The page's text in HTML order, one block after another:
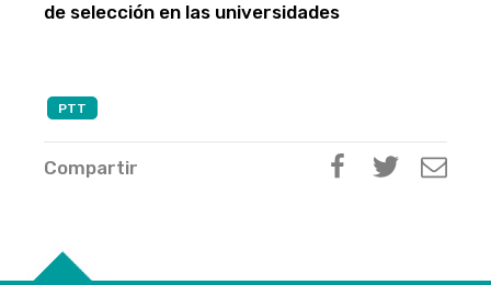
de selección en las universidades
PTT
Compartir